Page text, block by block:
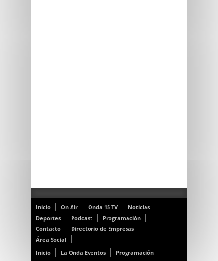
Inicio On Air Onda 15 TV
Noticias
Deportes
Podcast
Programación
Contacto
Directorio de Empresas
Área Social
Inicio
La Onda Eventos Programación